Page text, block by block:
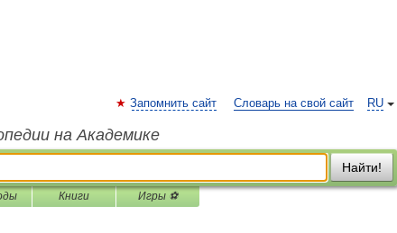
RU
Запомнить сайт Словарь на свой сайт
на Академике
Найти!
Книги Игры ⚽